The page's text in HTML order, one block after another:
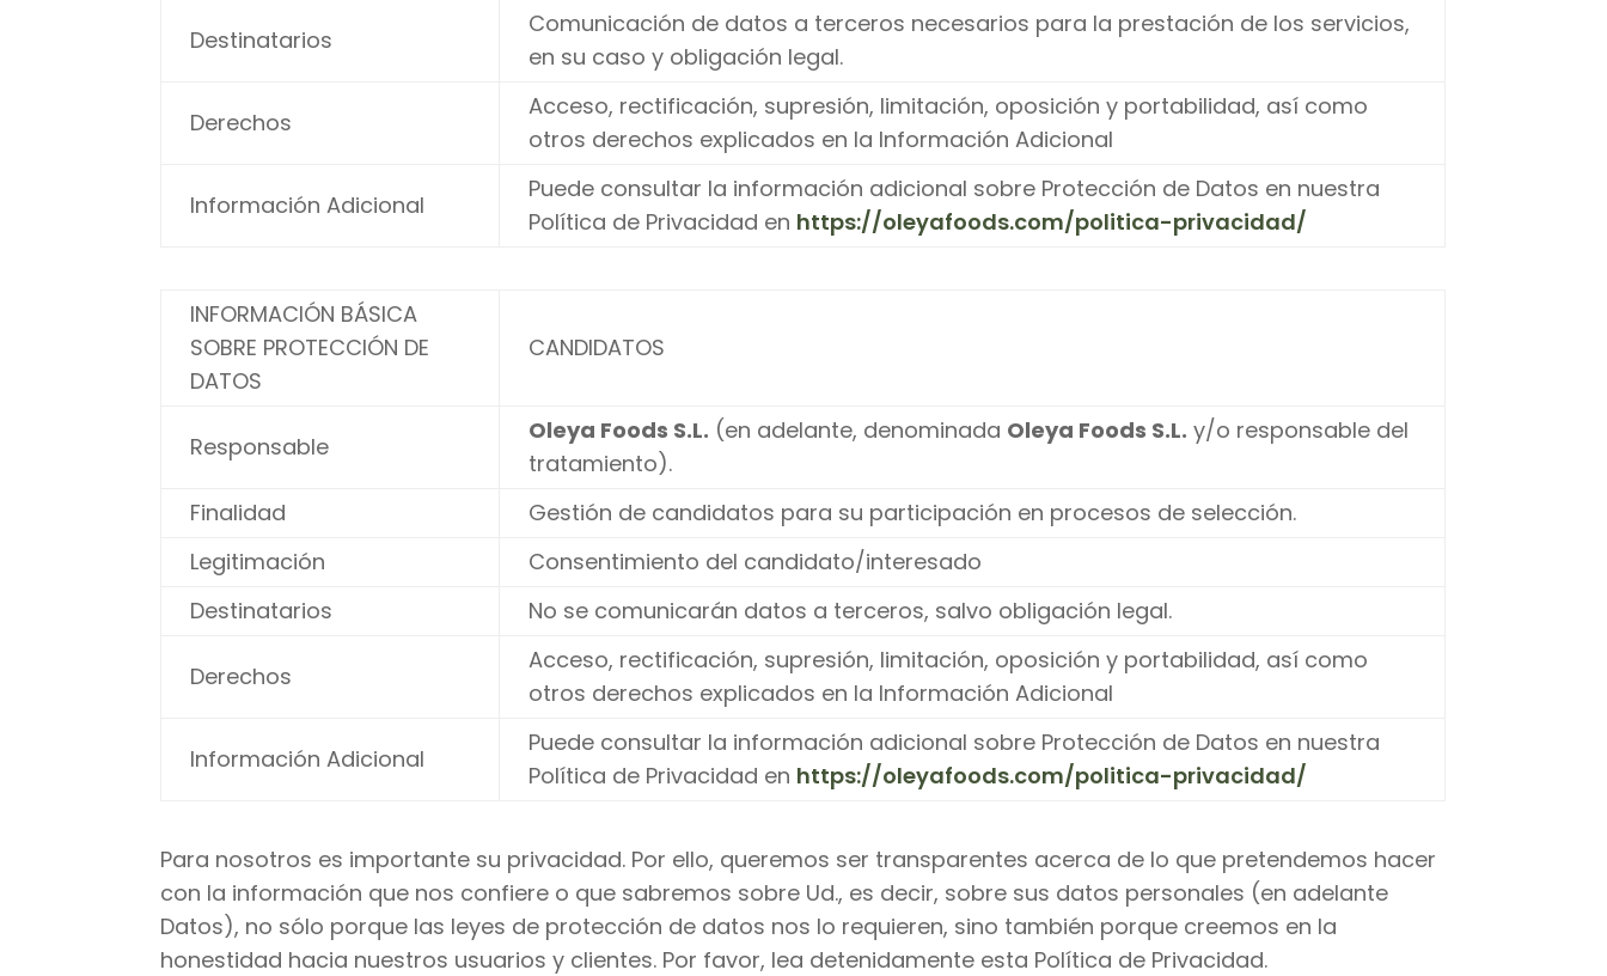
Destinatarios
Comunicación de datos a terceros necesarios para la prestación de los servicios,
en su caso y obligación legal.
Derechos
Acceso, rectificación, supresión, limitación, oposición y portabilidad, así como
otros derechos explicados en la Información Adicional
Información Adicional
Puede consultar la información adicional sobre Protección de Datos en nuestra
Política de Privacidad en https://oleyafoods.com/politica-privacidad/
INFORMACIÓN BÁSICA
SOBRE PROTECCIÓN DE
DATOS
CANDIDATOS
Responsable
Oleya Foods S.L. (en adelante, denominada Oleya Foods S.L. y/o responsable del
tratamiento).
Finalidad
Gestión de candidatos para su participación en procesos de selección.
Legitimación
Consentimiento del candidato/interesado
Destinatarios
No se comunicarán datos a terceros, salvo obligación legal.
Derechos
Acceso, rectificación, supresión, limitación, oposición y portabilidad, así como
otros derechos explicados en la Información Adicional
Información Adicional
Puede consultar la información adicional sobre Protección de Datos en nuestra
Política de Privacidad en https://oleyafoods.com/politica-privacidad/
Para nosotros es importante su privacidad. Por ello, queremos ser transparentes acerca de lo que pretendemos hacer
con la información que nos confiere o que sabremos sobre Ud., es decir, sobre sus datos personales (en adelante
Datos), no sólo porque las leyes de protección de datos nos lo requieren, sino también porque creemos en la
honestidad hacia nuestros usuarios y clientes. Por favor, lea detenidamente esta Política de Privacidad.